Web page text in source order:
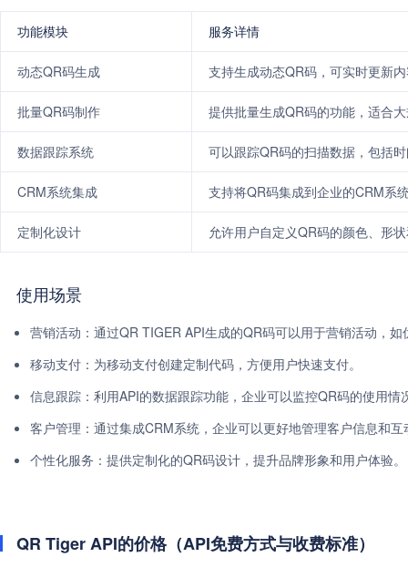
功能模块 服务详情
动态QR码生成 支持生成动态QR码，可实时更新
批量QR码制作 提供批量生成QR码的功能，适合
数据跟踪系统 可以跟踪QR码的扫描数据，包括
CRM系统集成 支持将QR码集成到企业的CRM系
定制化设计 允许用户自定义QR码的颜色、形
使用场景
营销活动：通过QR TIGER API生成的QR码可以用于营销活动，
移动支付：为移动支付创建定制代码，方便用户快速支付。
信息跟踪：利用API的数据跟踪功能，企业可以监控QR码的使用情
客户管理：通过集成CRM系统，企业可以更好地管理客户信息和互
个性化服务：提供定制化的QR码设计，提升品牌形象和用户体验。
QR Tiger API的价格（API免费方式与收费标准）